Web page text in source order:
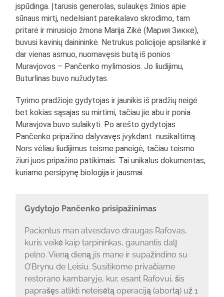
įspūdinga. Įtarusis generolas, sulaukęs žinios apie
sūnaus mirtį, nedelsiant pareikalavo skrodimo, tam
pritarė ir mirusiojo žmona Marija Zikė (Мария Зикке),
buvusi kavinių dainininkė. Netrukus policijoje apsilankė ir
dar vienas asmuo, nuomavęsis butą iš ponios
Muravjovos – Pančenko mylimosios. Jo liudijimu,
Buturlinas buvo nužudytas.
Tyrimo pradžioje gydytojas ir jaunikis iš pradžių neigė
bet kokias sąsajas su mirtimi, tačiau jie abu ir ponia
Muravjova buvo sulaikyti. Po arešto gydytojas
Pančenko pripažino dalyvavęs įvykdant nusikaltimą.
Nors vėliau liudijimus teisme paneigė, tačiau teismo
žiuri juos pripažino patikimais. Tai unikalus dokumentas,
kuriame persipynę biologija ir jausmai.
Gydytojo Pančenko prisipažinimas
Pacientus man atvesdavo draugas Rafovas,
kuris veikė kaip tarpininkas, gaunantis dalį
pelno. Vieną dieną jis mane ir supažindino su
O’Brynu de Leisiu. Susitikome privačiame
restorano kambaryje, kur, esant Rafovui, šis
paprašęs atlikti neteisėtą operaciją (abortą) už 1